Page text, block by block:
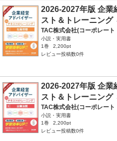
2026-2027年版 企業
スト＆トレーニング
TAC株式会社(コーポレー
小説・実用書
1巻
2,200pt
レビュー投稿数0件
2026-2027年版 企業
スト＆トレーニング
TAC株式会社(コーポレー
小説・実用書
1巻
2,200pt
レビュー投稿数0件